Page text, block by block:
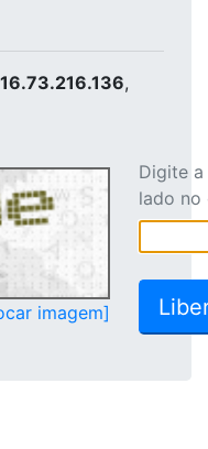
,
imagem]
Digite
lado no